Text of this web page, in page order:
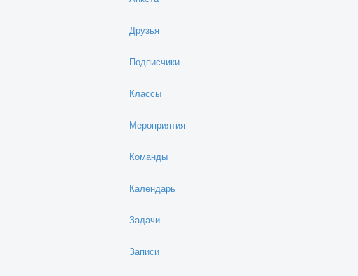
Друзья
Подписчики
Классы
Мероприятия
Команды
Календарь
Задачи
Записи